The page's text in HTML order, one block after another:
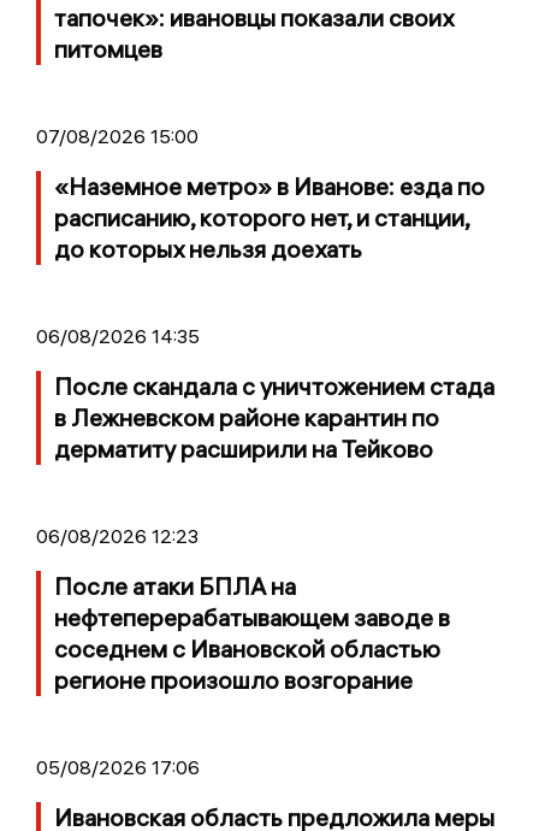
тапочек»: ивановцы показали своих
питомцев
07/08/2026 15:00
«Наземное метро» в Иванове: езда по
расписанию, которого нет, и станции,
до которых нельзя доехать
06/08/2026 14:35
После скандала с уничтожением стада
в Лежневском районе карантин по
дерматиту расширили на Тейково
06/08/2026 12:23
После атаки БПЛА на
нефтеперерабатывающем заводе в
соседнем с Ивановской областью
регионе произошло возгорание
05/08/2026 17:06
Ивановская область предложила меры